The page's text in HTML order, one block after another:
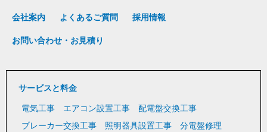
会社案内 よくあるご質問 採用情報
お問い合わせ・お見積り
サービスと料金
電気工事 エアコン設置工事
配電盤交換工事
ブレーカー交換工事
照明器具設置工事 分電盤修理